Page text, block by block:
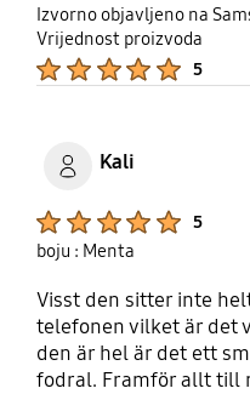
Izvorno objavljeno na
Vrijednost proizvoda
5
Kali
5
boju : Menta
Visst den sitter inte
telefonen vilket är det
den är hel är det ett
fodral. Framför allt till